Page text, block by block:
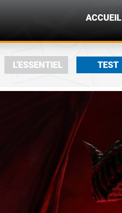
ACCUEIL
L'ESSENTIEL TEST